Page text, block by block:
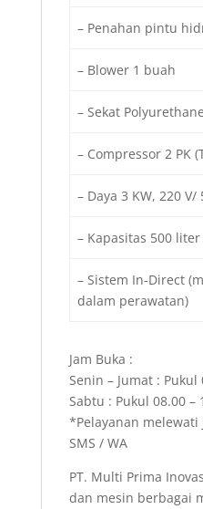
– Penahan pintu
– Blower 1 buah
– Sekat Polyurethane
– Compressor 2 PK
– Daya 3 KW, 220 V/
– Kapasitas 500 liter
– Sistem In-Direct
dalam perawatan)
Jam Buka :
Senin – Jumat : Pukul
Sabtu : Pukul 08.00 –
*Pelayanan
SMS / WA
PT. Multi Prima
dan mesin berbagai